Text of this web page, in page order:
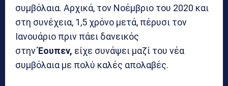
συμβόλαια. Αρχικά, τον Νοέμβριο του 2020 και
στη συνέχεια, 1,5 χρόνο μετά, πέρυσι τον
Ιανουάριο πριν πάει δανεικός
στηνΈουπεν, είχε συνάψει μαζί του νέα
συμβόλαια με πολύ καλές απολαβές.